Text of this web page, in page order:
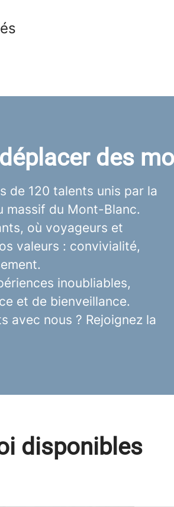
des
de 120 talents unis par la
massif du Mont-Blanc.
où voyageurs et
valeurs : convivialité,
inoubliables,
et de bienveillance.
avec nous ? Rejoignez la
disponibles